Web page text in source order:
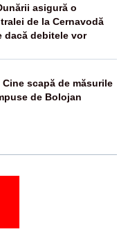
asigură o
de la Cernavodă
dacă debitele vor
scapă de măsurile
de Bolojan